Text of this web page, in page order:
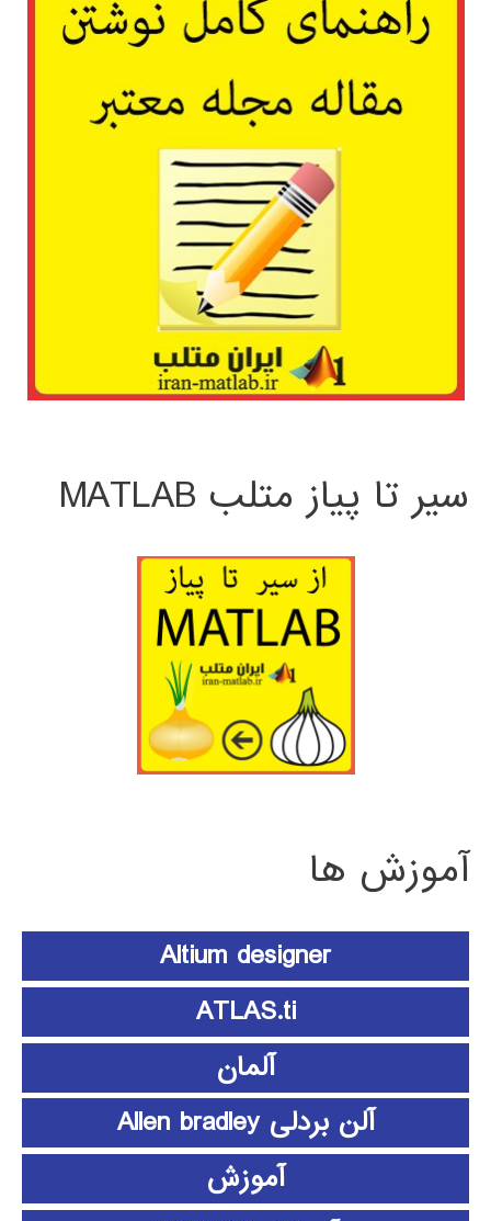
سیر تا پیاز متلب MATLAB
آموزش ها
Altium designer
ATLAS.ti
آلمان
آلن بردلی Allen bradley
آموزش